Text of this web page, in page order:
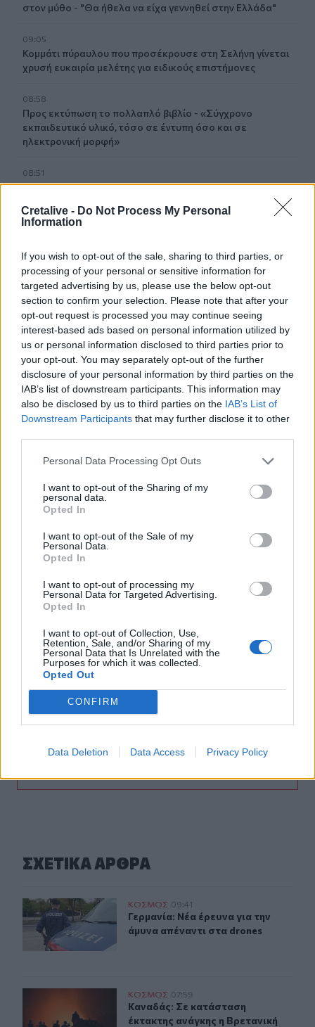
Cretalive - Do Not Process My Personal
Information
If you wish to opt-out of the sale, sharing to third parties, or
processing of your personal or sensitive information for
targeted advertising by us, please use the below opt-out
section to confirm your selection. Please note that after your
opt-out request is processed you may continue seeing
interest-based ads based on personal information utilized by
us or personal information disclosed to third parties prior to
your opt-out. You may separately opt-out of the further
disclosure of your personal information by third parties on the
IAB’s list of downstream participants. This information may
also be disclosed by us to third parties on the IAB’s List of
Downstream Participants that may further disclose it to other
Personal Data Processing Opt Outs
I want to opt-out of the Sharing of my
personal data.
Opted In
I want to opt-out of the Sale of my
Personal Data.
Opted In
I want to opt-out of processing my
Personal Data for Targeted Advertising.
Opted In
I want to opt-out of Collection, Use,
Retention, Sale, and/or Sharing of my
Personal Data that Is Unrelated with the
Purposes for which it was collected.
Opted Out
CONFIRM
Data Deletion Data Access Privacy Policy
στον μύθο - "Θα ήθελα να είχα γεννηθεί στην Ελλάδα"
09:05
Κομμάτι πύραυλου που προσέκρουσε στη Σελήνη γίνεται
χρυσή ευκαιρία μελέτης για ειδικούς επιστήμονες
08:58
Προς εκτύπωση το πολλαπλό βιβλίο - «Σύγχρονο
εκπαιδευτικό υλικό, τόσο σε έντυπη όσο και σε
ηλεκτρονική μορφή»
08:51
Χανιά: Συνελήφθη 24χρονος μετά από καταγγελία ότι
ηπείρους
08:34
Δεύτερη πηγή εισοδήματος για τους επαγγελματίες
ψαράδες ο αλιευτικός τουρισμός
Από την Αττική στη Νότια Γαλλία : Οι εμπειρίες Ελλήνων
και Γάλλων πυροσβεστών στα πύρινα μέτωπα
Στα 15 δισ. ευρώ ο στόχος για νέα δάνεια το 2026
08:12
με τη μηχανή της «ΔΙΑΣ» – Δύο αστυνομικοί τραυματίες
Πινακίδες κυκλοφορίας: Πώς θα μπει τέλος στις
χρονοβόρες διαδικασίες
Καναδάς: Σε κατάσταση έκτακτης ανάγκης η Βρετανική
Κολομβία εξαιτίας των πυρκαγιών
07:52
Φωτιά σε εγκαταστάσεις της Aramco στη Σαουδική
Αραβία
Γερμανία: Επεκτείνεται η έρευνα για την αντιμετώπιση
των drones μετά το περιστατικό σε αεροδρόμιο
ΣΧΕΤΙΚA AΡΘΡΑ
Γερμανία: Νέα έρευνα για την άμυνα απέναντι στα
ΚΟΣΜΟΣ 09:41
Γερμανία: Νέα έρευνα για την
Γερμανία: Νέα έρευνα για την
άμυνα απέναντι στα drones
Καναδάς: Σε κατάσταση έκτακτης ανάγκης η
ΚΟΣΜΟΣ 07:59
Καναδάς: Σε κατάσταση έκτακτης
Καναδάς: Σε κατάσταση
έκτακτης ανάγκης η Βρετανική